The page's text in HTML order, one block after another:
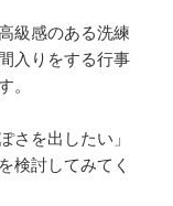
級感のある洗練
入りをする行事
。
さを出したい」
検討してみてく